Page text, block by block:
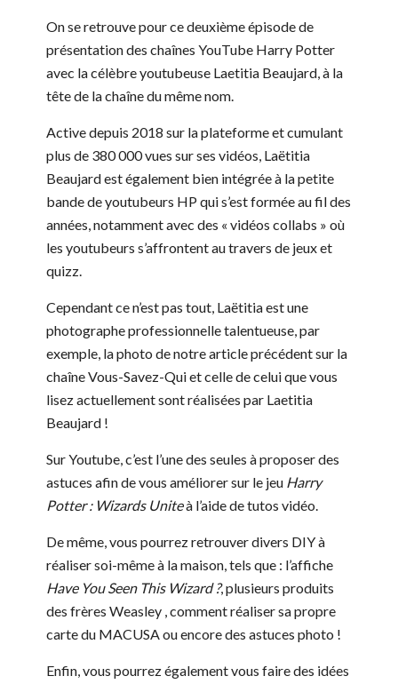
On se retrouve pour ce deuxième épisode de
présentation des chaînes YouTube Harry Potter
avec la célèbre youtubeuse Laetitia Beaujard, à la
tête de la chaîne du même nom.
Active depuis 2018 sur la plateforme et cumulant
plus de 380 000 vues sur ses vidéos, Laëtitia
Beaujard est également bien intégrée à la petite
bande de youtubeurs HP qui s’est formée au fil des
années, notamment avec des « vidéos collabs » où
les youtubeurs s’affrontent au travers de jeux et
quizz.
Cependant ce n’est pas tout, Laëtitia est une
photographe professionnelle talentueuse, par
exemple, la photo de notre article précédent sur la
chaîne Vous-Savez-Qui et celle de celui que vous
lisez actuellement sont réalisées par Laetitia
Beaujard !
Sur Youtube, c’est l’une des seules à proposer des
astuces afin de vous améliorer sur le jeu Harry
Potter : Wizards Uniteà l’aide de tutos vidéo.
De même, vous pourrez retrouver divers DIY à
réaliser soi-même à la maison, tels que : l’affiche
Have You Seen This Wizard ?, plusieurs produits
des frères Weasley , comment réaliser sa propre
carte du MACUSA ou encore des astuces photo !
Enfin, vous pourrez également vous faire des idées